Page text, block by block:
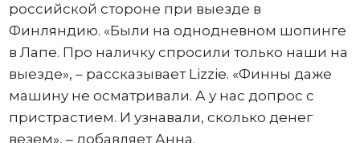
российской стороне при выезде в
Финляндию. «Были на однодневном шопинге
в Лапе. Про наличку спросили только наши на
выезде», – рассказывает Lizzie. «Финны даже
машину не осматривали. А у нас допрос с
пристрастием. И узнавали, сколько денег
везем», – добавляет Анна.